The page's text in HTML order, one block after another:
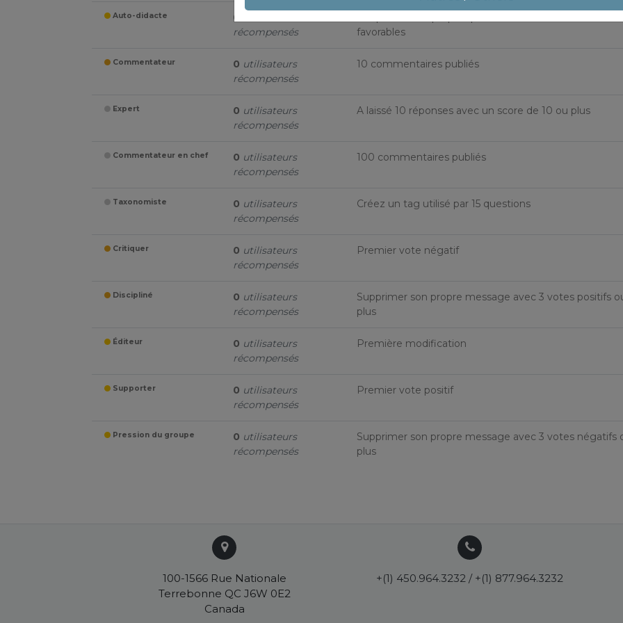
Auto-didacte 0
récompensés
favorables
Commentateur 0 utilisateurs
récompensés
10 commentaires publiés
Expert 0 utilisateurs
récompensés
A laissé 10 réponses avec un score de 10 ou plus
Commentateur en chef 0 utilisateurs
récompensés
100 commentaires publiés
Taxonomiste 0 utilisateurs
récompensés
Créez un tag utilisé par 15 questions
Critiquer 0 utilisateurs
récompensés
Premier vote négatif
Discipliné 0 utilisateurs
récompensés
Supprimer son propre message avec 3 votes positifs
plus
Éditeur 0 utilisateurs
récompensés
Première modification
Supporter 0 utilisateurs
récompensés
Premier vote positif
Pression du groupe 0 utilisateurs
récompensés
Supprimer son propre message avec 3 votes négatifs
plus
100-1566 Rue Nationale
Terrebonne QC J6W 0E2
Canada
+(1) 450.964.3232 / +(1) 877.964.3232